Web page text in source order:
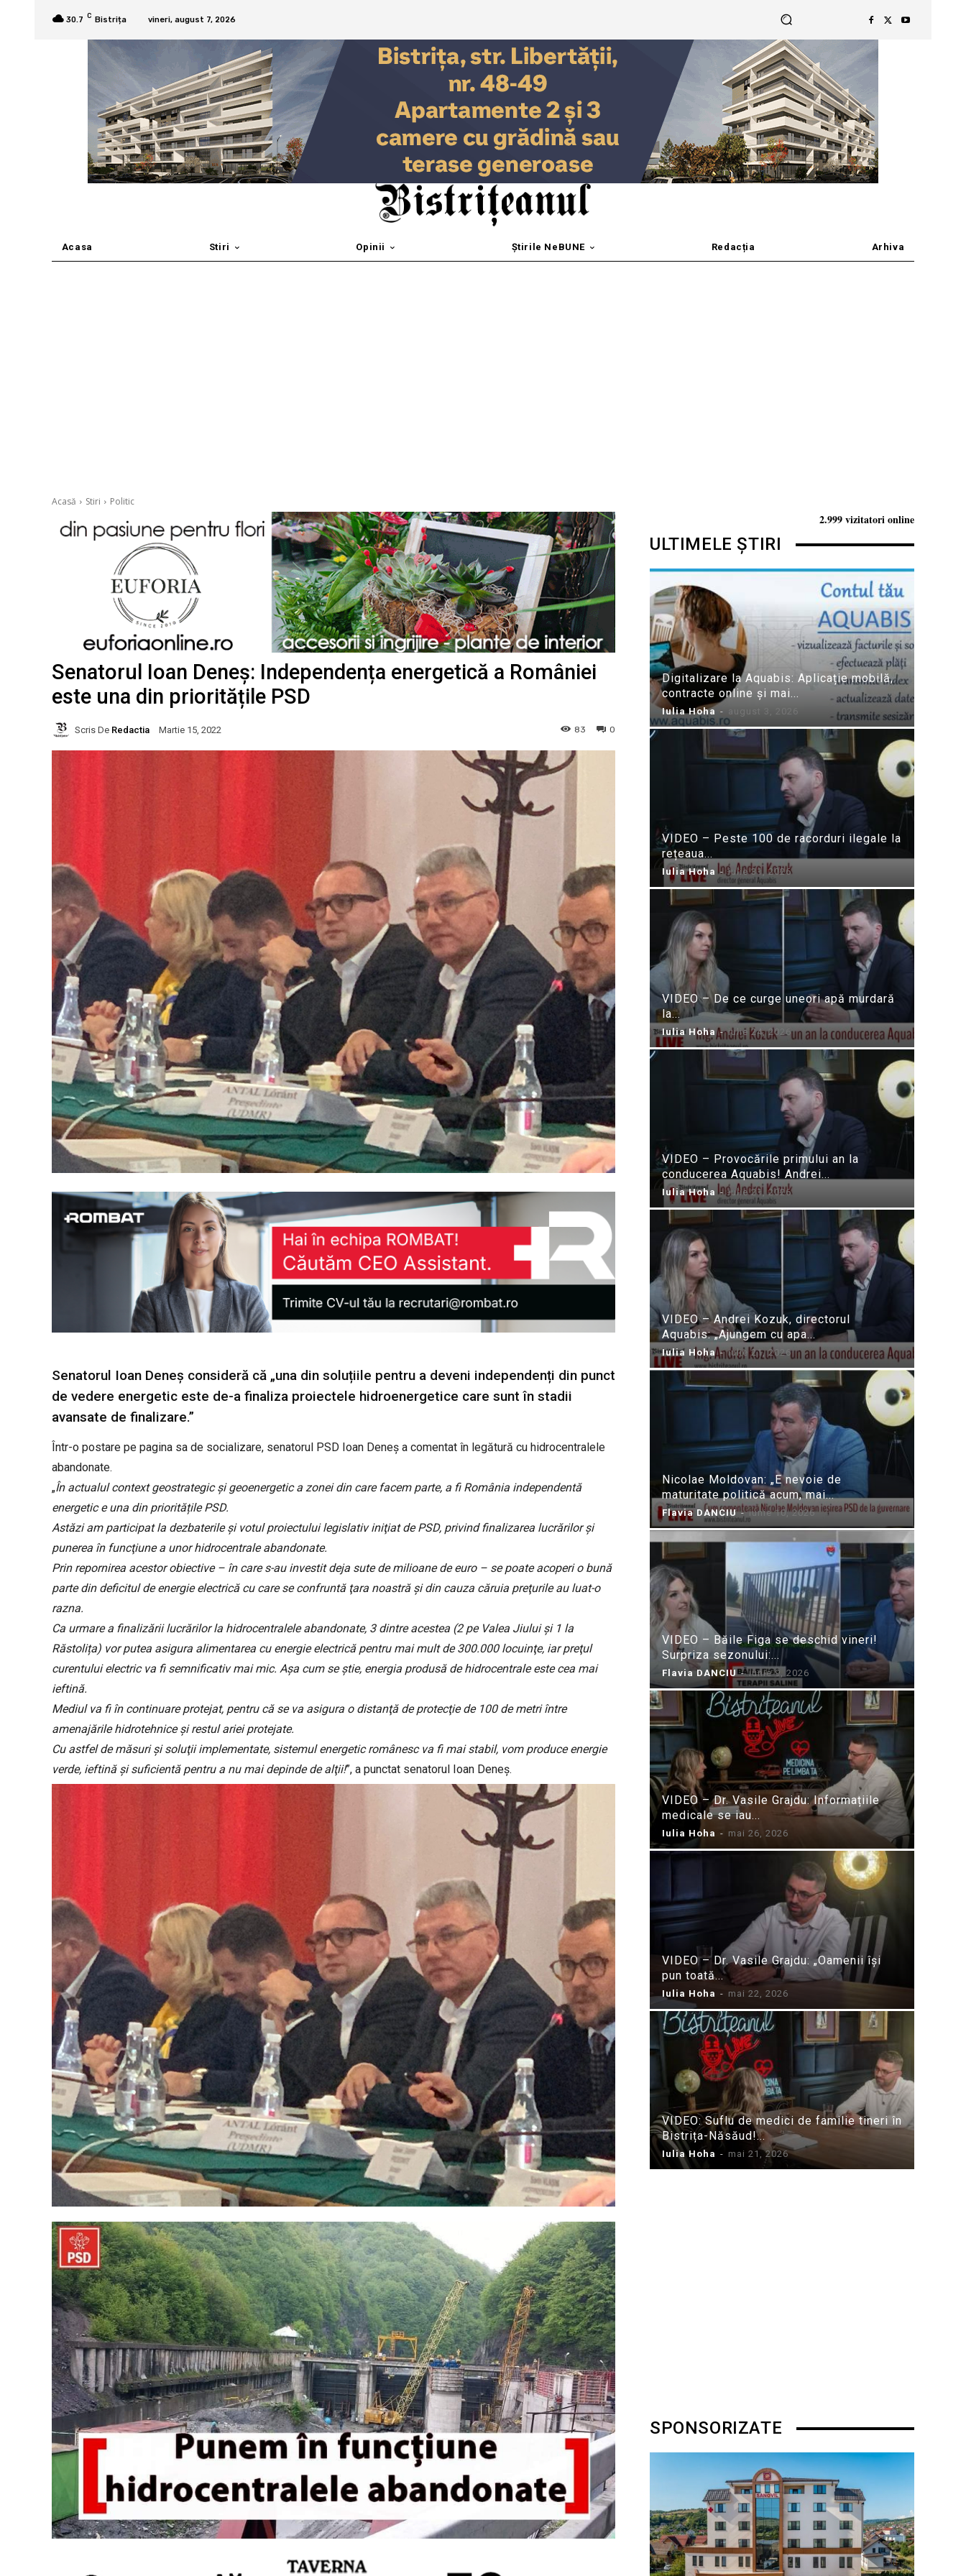
30.7 C Bistrița vineri, august 7, 2026
Acasa Stiri Opinii Știrile NeBUNE Redacția Arhiva
Acasă Stiri Politic
Senatorul Ioan Deneș: Independența energetică a României
este una din prioritățile PSD
Scris De Redactia Martie 15, 2022 0
83
Senatorul Ioan Deneș consideră că „una din soluțiile pentru a deveni independenți din punct
de vedere energetic este de-a finaliza proiectele hidroenergetice care sunt în stadii
avansate de finalizare.”
Într-o postare pe pagina sa de socializare, senatorul PSD Ioan Deneș a comentat în legătură cu hidrocentralele
abandonate.
„În actualul context geostrategic și geoenergetic a zonei din care facem parte, a fi România independentă
energetic e una din prioritățile PSD.
Astăzi am participat la dezbaterile şi votul proiectului legislativ iniţiat de PSD, privind finalizarea lucrărilor şi
punerea în funcţiune a unor hidrocentrale abandonate.
Prin repornirea acestor obiective – în care s-au investit deja sute de milioane de euro – se poate acoperi o bună
parte din deficitul de energie electrică cu care se confruntă ţara noastră şi din cauza căruia preţurile au luat-o
razna.
Ca urmare a finalizării lucrărilor la hidrocentralele abandonate, 3 dintre acestea (2 pe Valea Jiului și 1 la
Răstolița) vor putea asigura alimentarea cu energie electrică pentru mai mult de 300.000 locuinţe, iar preţul
curentului electric va fi semnificativ mai mic. Aşa cum se ştie, energia produsă de hidrocentrale este cea mai
ieftină.
Mediul va fi în continuare protejat, pentru că se va asigura o distanţă de protecţie de 100 de metri între
amenajările hidrotehnice şi restul ariei protejate.
Cu astfel de măsuri şi soluţii implementate, sistemul energetic românesc va fi mai stabil, vom produce energie
verde, ieftină şi suficientă pentru a nu mai depinde de alţii!”, a punctat senatorul Ioan Deneș.
2.999 vizitatori online
ULTIMELE ȘTIRI
Digitalizare la Aquabis: Aplicație mobilă,
contracte online și mai...
Iulia Hoha - august 3, 2026
VIDEO – Peste 100 de racorduri ilegale la
rețeaua...
Iulia Hoha - iulie 31, 2026
VIDEO – De ce curge uneori apă murdară
la...
Iulia Hoha - iulie 24, 2026
VIDEO – Provocările primului an la
conducerea Aquabis! Andrei...
Iulia Hoha - iulie 21, 2026
VIDEO – Andrei Kozuk, directorul
Aquabis: „Ajungem cu apa...
Iulia Hoha - iulie 21, 2026
Nicolae Moldovan: „E nevoie de
maturitate politică acum, mai...
Flavia DANCIU - iunie 10, 2026
VIDEO – Băile Figa se deschid vineri!
Surpriza sezonului:...
Flavia DANCIU - iunie 9, 2026
VIDEO – Dr. Vasile Grajdu: Informațiile
medicale se iau...
Iulia Hoha - mai 26, 2026
VIDEO – Dr. Vasile Grajdu: „Oamenii își
pun toată...
Iulia Hoha - mai 22, 2026
VIDEO: Suflu de medici de familie tineri în
Bistrița-Năsăud!...
Iulia Hoha - mai 21, 2026
SPONSORIZATE